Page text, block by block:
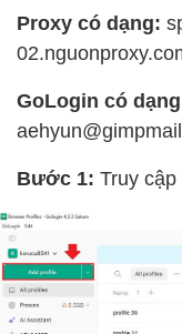
Proxy có dạng:
GoLogin có
Bước 1: Truy cập